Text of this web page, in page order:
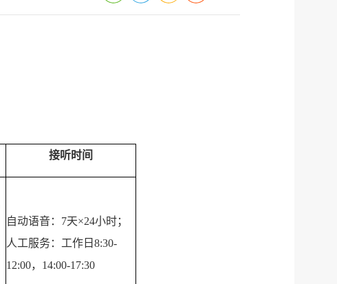
接听时间
自动语音：7天×24小时；
人工服务：工作日8:30-
12:00，14:00-17:30